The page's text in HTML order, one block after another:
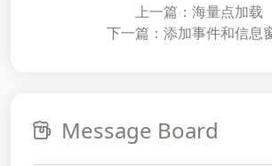
上一篇：海量点加载
下一篇：添加事件和信息
Message Board